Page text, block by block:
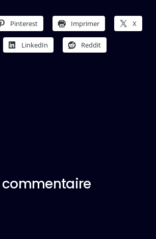
Pinterest Imprimer X
LinkedIn Reddit
commentaire